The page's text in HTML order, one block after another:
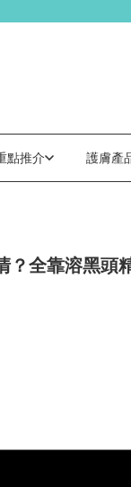
點推介 護膚產
？全靠溶黑頭